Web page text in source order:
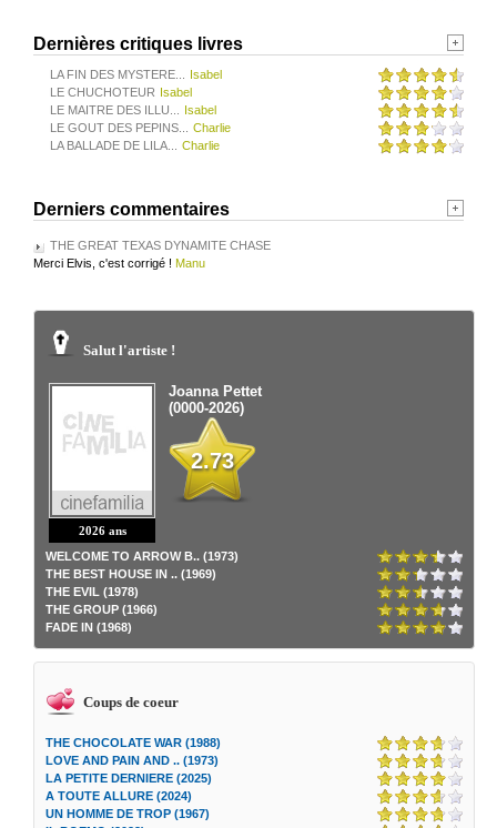
Dernières critiques livres
LA FIN DES MYSTERE...
Isabel
LE CHUCHOTEUR Isabel
LE MAITRE DES ILLU...
Isabel
LE GOUT DES PEPINS...
Charlie
LA BALLADE DE LILA...
Charlie
Derniers commentaires
THE GREAT TEXAS DYNAMITE CHASE
Merci Elvis, c'est corrigé ! Manu
Salut l'artiste !
2026 ans
Joanna Pettet
(0000-2026)
2.73
WELCOME TO ARROW B.. (1973)
THE BEST HOUSE IN .. (1969)
THE EVIL (1978)
THE GROUP (1966)
FADE IN (1968)
Coups de coeur
THE CHOCOLATE WAR (1988)
LOVE AND PAIN AND .. (1973)
LA PETITE DERNIERE (2025)
A TOUTE ALLURE (2024)
UN HOMME DE TROP (1967)